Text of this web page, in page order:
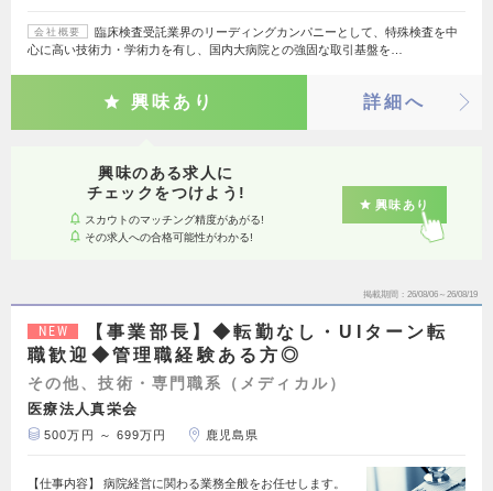
会社概要
臨床検査受託業界のリーディングカンパニーとして、特殊検査を中
心に高い技術力・学術力を有し、国内大病院との強固な取引基盤を…
興味あり 詳細へ
興味のある求人に
チェックをつけよう!
スカウトのマッチング精度があがる!
その求人への合格可能性がわかる!
興味あり
掲載期間 26/08/06～26/08/19
NEW
【事業部長】◆転勤なし・UIターン転
職歓迎◆管理職経験ある方◎
その他、技術・専門職系（メディカル）
医療法人真栄会
500万円 ～ 699万円 鹿児島県
【仕事内容】 病院経営に関わる業務全般をお任せします。